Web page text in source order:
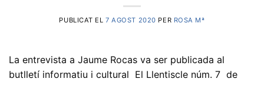
PUBLICAT EL7 AGOST 2020 PER ROSA Mª
La entrevista a Jaume Rocas va ser publicada al
butlletí informatiu i cultural El Llentiscle núm. 7 de